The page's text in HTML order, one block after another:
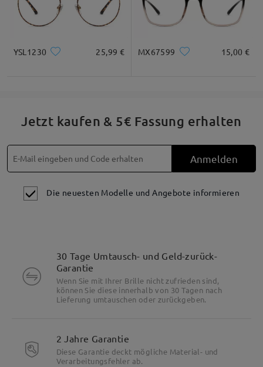
YSL1230 25,99 € MX67599 15,00 €
Jetzt kaufen & 5€ Fassung erhalten
Anmelden
Die neuesten Modelle und Angebote informieren
30 Tage Umtausch- und Geld-zurück-
Garantie
Wenn Sie mit Ihrer Brille nicht zufrieden sind,
können Sie diese innerhalb von 30 Tagen nach
Lieferung umtauschen oder zurückgeben.
2 Jahre Garantie
Diese Garantie deckt mögliche Material- und
Verarbeitungsfehler ab.